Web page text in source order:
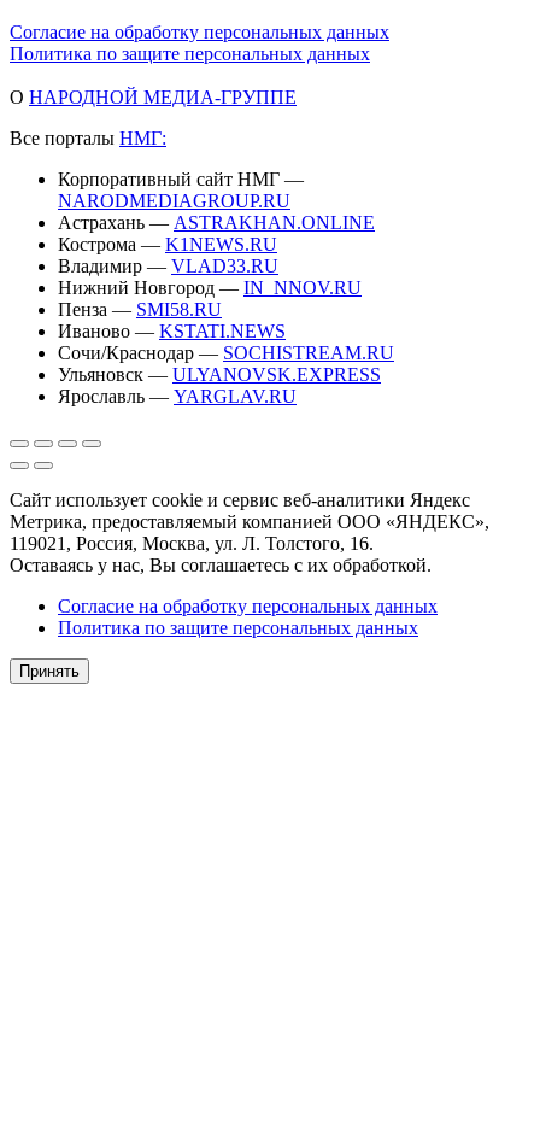
Согласие на обработку персональных данных
Политика по защите персональных данных
О НАРОДНОЙ МЕДИА-ГРУППЕ
Все порталы НМГ:
Корпоративный сайт НМГ —
NARODMEDIAGROUP.RU
Астрахань — ASTRAKHAN.ONLINE
Кострома — K1NEWS.RU
Владимир — VLAD33.RU
Нижний Новгород — IN_NNOV.RU
Пенза — SMI58.RU
Иваново — KSTATI.NEWS
Сочи/Краснодар — SOCHISTREAM.RU
Ульяновск — ULYANOVSK.EXPRESS
Ярославль — YARGLAV.RU
Сайт использует cookie и сервис веб-аналитики Яндекс
Метрика, предоставляемый компанией ООО «ЯНДЕКС»,
119021, Россия, Москва, ул. Л. Толстого, 16.
Оставаясь у нас, Вы соглашаетесь с их обработкой.
Согласие на обработку персональных данных
Политика по защите персональных данных
Принять